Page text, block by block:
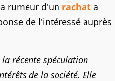
rumeur d'un rachat a
de l'intéressé auprès
récente spéculation
de la société. Elle